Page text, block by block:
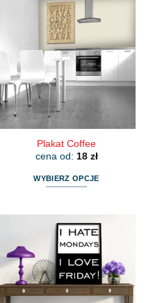
Plakat Coffee
cena od: 18 zł
WYBIERZ OPCJE
ma
wiele
wariantów.
Opcje
można
wybrać